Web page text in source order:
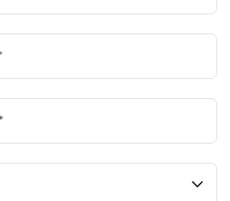
San Francisco, California, US